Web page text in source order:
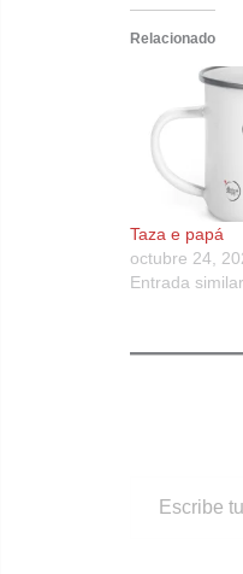
Relacionado
Taza e papá
octubre 24,
Entrada similar